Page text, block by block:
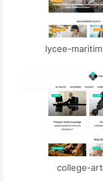
lycee-
college-